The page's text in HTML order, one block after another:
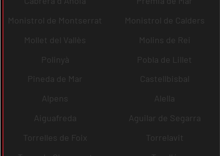
Monistrol de Montserrat
Monistrol de Calders
Mollet del Vallès
Molins de Rei
Polinyà
Pobla de Lillet
Pineda de Mar
Castellbisbal
Alpens
Alella
Aiguafreda
Aguilar de Segarra
Torrelles de Foix
Torrelavit